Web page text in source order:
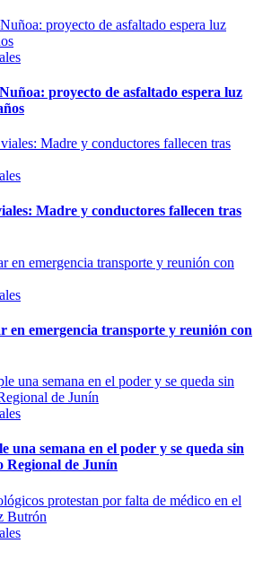
proyecto de asfaltado espera luz
Madre y conductores fallecen tras
en emergencia transporte y reunión con
una semana en el poder y se queda sin
Regional de Junín